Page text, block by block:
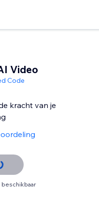
Video
Code
kracht van je
beschikbaar